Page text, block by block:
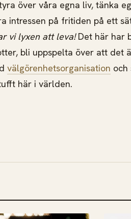
över våra egna liv, tänka
intressen på fritiden på ett
vi lyxen att leva!Det här har
bli uppspelta över att det
välgörenhetsorganisation och
tufft här i världen.